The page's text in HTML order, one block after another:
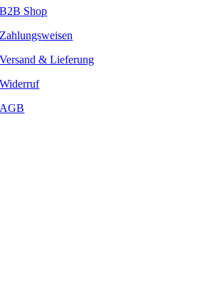
B2B Shop
Zahlungsweisen
Versand & Lieferung
Widerruf
AGB